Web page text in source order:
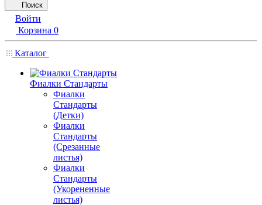
Поиск
Войти
Корзина 0
Каталог
Фиалки Стандарты
Фиалки
Стандарты
(Детки)
Фиалки
Стандарты
(Срезанные
листья)
Фиалки
Стандарты
(Укорененные
листья)